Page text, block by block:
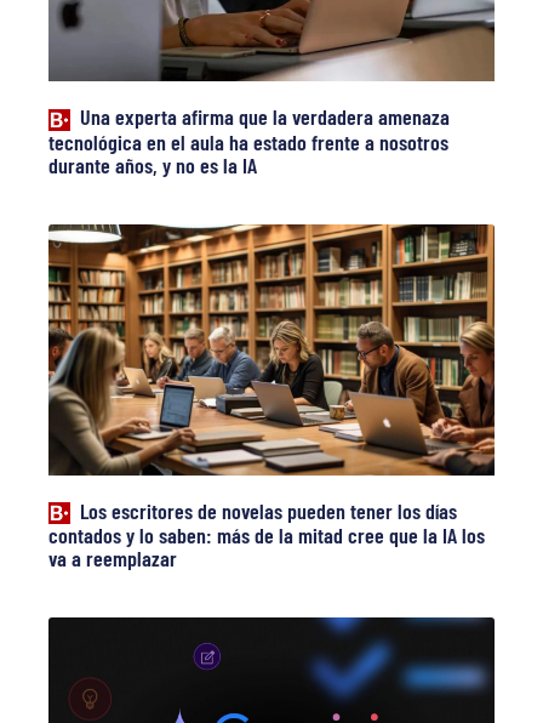
Una experta afirma que la verdadera amenaza
tecnológica en el aula ha estado frente a nosotros
durante años, y no es la IA
Los escritores de novelas pueden tener los días
contados y lo saben: más de la mitad cree que la IA los
va a reemplazar